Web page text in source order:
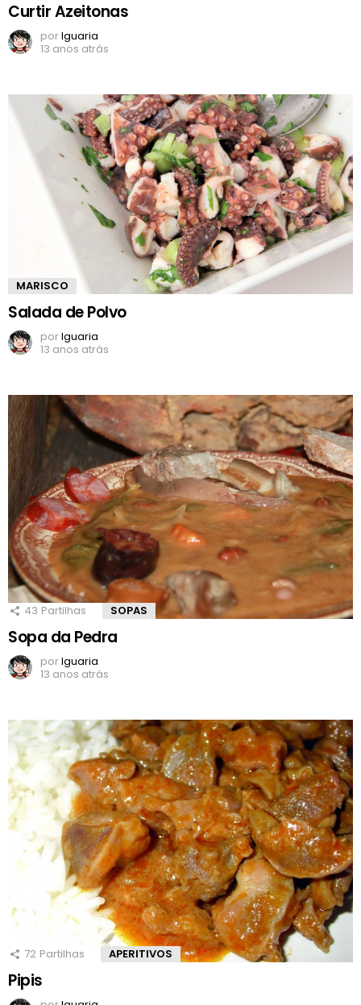
Curtir Azeitonas
porIguaria
13 anos atrás
MARISCO
Salada de Polvo
porIguaria
13 anos atrás
43 Partilhas SOPAS
Sopa da Pedra
porIguaria
13 anos atrás
72 Partilhas APERITIVOS
Pipis